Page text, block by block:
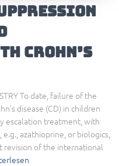
Crohn’s
To date, failure of the
disease (CD) in children
escalation treatment, with
azathioprine, or biologics,
revision of the international